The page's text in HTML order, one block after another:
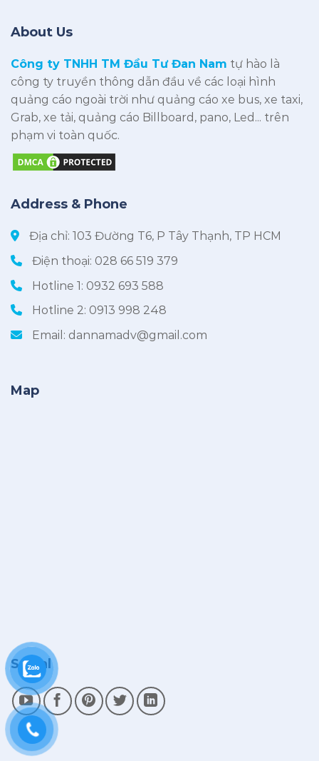
About Us
Công ty TNHH TM Đầu Tư Đan Nam tự hào là
công ty truyền thông dẫn đầu về các loại hình
quảng cáo ngoài trời như quảng cáo xe bus, xe taxi,
Grab, xe tải, quảng cáo Billboard, pano, Led... trên
phạm vi toàn quốc.
Address & Phone
Địa chỉ: 103 Đường T6, P Tây Thạnh, TP HCM
Điện thoại: 028 66 519 379
Hotline 1: 0932 693 588
Hotline 2: 0913 998 248
Email: dannamadv@gmail.com
Map
Social